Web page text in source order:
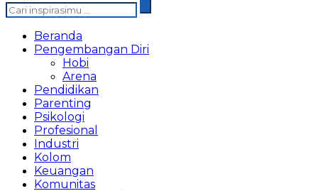
Beranda
Pengembangan Diri
Hobi
Arena
Pendidikan
Parenting
Psikologi
Profesional
Industri
Kolom
Keuangan
Komunitas